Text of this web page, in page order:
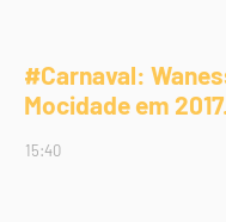
#Carnaval:
Mocidade em
15:40